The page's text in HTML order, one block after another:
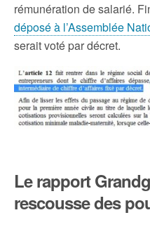
rémunération de salarié.
déposé à l’Assemblée
serait voté par décret.
Le rapport
rescousse des